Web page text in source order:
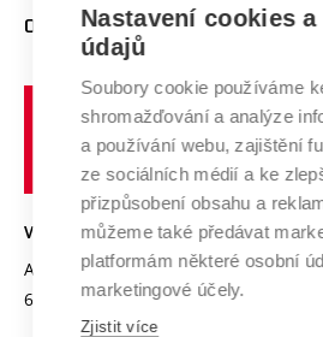
E-přihláška
Doktorské studium
Podpora podnikání
Mezinárodní vědecká rada
Systém zajišťování kvality výzkumu
Výzkumné infrastruktury
Transfer znalostí
Open Science
Projekty
Projekty ze strukturálních fondů
Specifický výzkum
Zahraniční spolupráce
Spolupráce se školami
Služby univerzity
Mezinárodní dohody
Univerzitní sítě
O UNIVERZITĚ
Profil univerzity
Udržitelná univerzita
Podnikavá univerzita / ContriBUTe
Bezpečná univerzita
Vyznamenání
Organizační struktura
VYSOKÉ UČENÍ TECHNICKÉ V BRNĚ
Antonínská 548/1
602 00 Brno
www.vut.cz
vut@vutbr.cz
Nastavení cookies
údajů
Soubory cookie používáme
shromažďování a analýze
a používání webu, zajištění
ze sociálních médií a ke
přizpůsobení obsahu a
můžeme také předávat
platformám některé osobní
marketingové účely.
Zjistit více